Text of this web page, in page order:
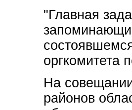
"Главная
оргкомитета
На
районов